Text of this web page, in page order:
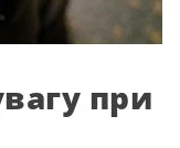
при